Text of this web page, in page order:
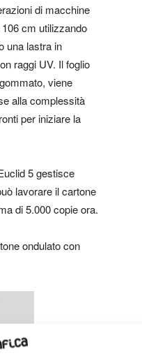
di macchine
cm utilizzando
una lastra in
raggi UV. Il foglio
viene
alla complessità
per iniziare la
5 gestisce
lavorare il cartone
di 5.000 copie ora.
ondulato con